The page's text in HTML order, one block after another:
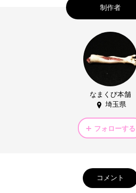
制作者
なまくび本舗
埼玉県
フォローする
コメント